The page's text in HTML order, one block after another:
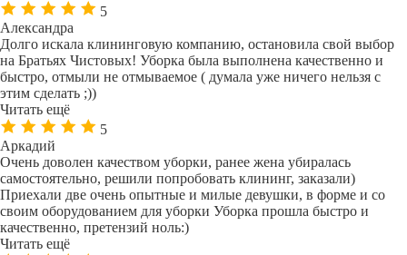
5
Александра
Долго искала клининговую компанию, остановила свой выбор
на Братьях Чистовых! Уборка была выполнена качественно и
быстро, отмыли не отмываемое ( думала уже ничего нельзя с
этим сделать ;))
Читать ещё
5
Аркадий
Очень доволен качеством уборки, ранее жена убиралась
самостоятельно, решили попробовать клининг, заказали)
Приехали две очень опытные и милые девушки, в форме и со
своим оборудованием для уборки Уборка прошла быстро и
качественно, претензий ноль:)
Читать ещё